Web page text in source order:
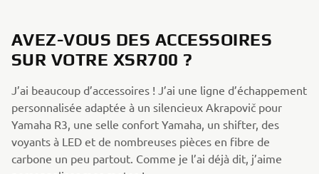
AVEZ-VOUS DES ACCESSOIRES
SUR VOTRE XSR700 ?
J’ai beaucoup d’accessoires ! J’ai une ligne d’échappement
personnalisée adaptée à un silencieux Akrapovič pour
Yamaha R3, une selle confort Yamaha, un shifter, des
voyants à LED et de nombreuses pièces en fibre de
carbone un peu partout. Comme je l’ai déjà dit, j’aime